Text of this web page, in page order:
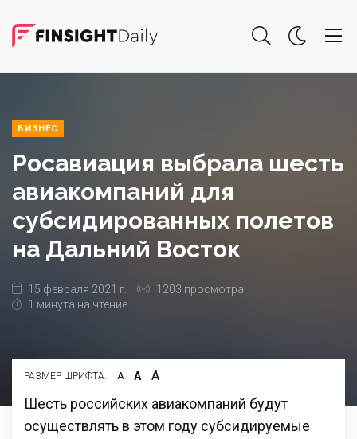
БИЗНЕС
Росавиация выбрала шесть
авиакомпаний для
субсидированных полетов
на Дальний Восток
15 февраля 2021 г.
1203 просмотра
1 минута на чтение
РАЗМЕР ШРИФТА: А А А
Шесть российских авиакомпаний будут
осуществлять в этом году субсидируемые